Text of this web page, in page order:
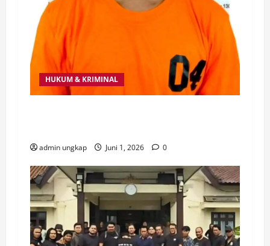
HUKUM & KRIMINAL
admin ungkap Juni 1, 2026 0